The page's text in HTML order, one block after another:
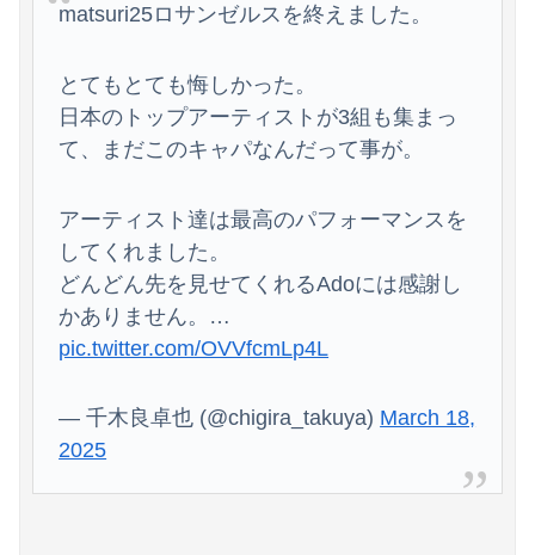
matsuri25ロサンゼルスを終えました。
とてもとても悔しかった。
日本のトップアーティストが3組も集まっ
て、まだこのキャパなんだって事が。
アーティスト達は最高のパフォーマンスを
してくれました。
どんどん先を見せてくれるAdoには感謝し
かありません。…
pic.twitter.com/OVVfcmLp4L
— 千木良卓也 (@chigira_takuya) March 18,
2025